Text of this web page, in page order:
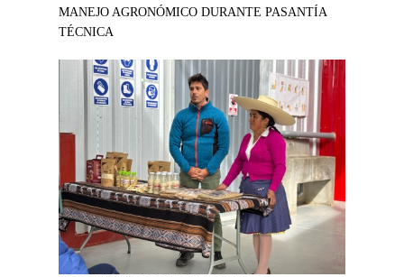
MANEJO AGRONÓMICO DURANTE PASANTÍA
TÉCNICA